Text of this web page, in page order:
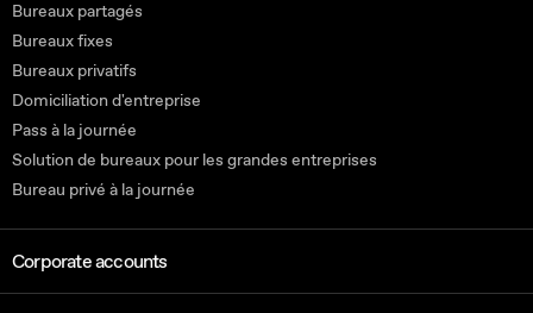
Bureaux partagés
Bureaux fixes
Bureaux privatifs
Domiciliation d'entreprise
Pass à la journée
Solution de bureaux pour les grandes entreprises
Bureau privé à la journée
Corporate accounts